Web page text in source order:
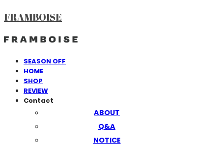
FRAMBOISE
SEASON OFF
HOME
SHOP
REVIEW
Contact
ABOUT
Q&A
NOTICE